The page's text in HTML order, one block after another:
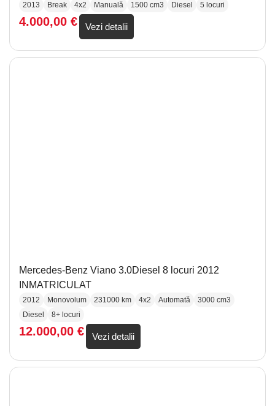
2013 Break 4x2 Manuală 1500 cm3 Diesel 5 locuri
4.000,00 € Vezi detalii
Mercedes-Benz Viano 3.0Diesel 8 locuri 2012
INMATRICULAT
2012 Monovolum 231000 km 4x2 Automată
3000 cm3
Diesel
8+ locuri
12.000,00 € Vezi detalii